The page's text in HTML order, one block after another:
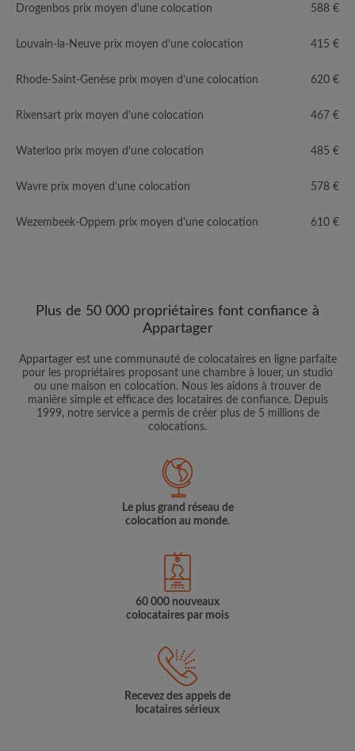
Drogenbos prix moyen d'une colocation 588 €
Louvain-la-Neuve prix moyen d'une colocation 415 €
Rhode-Saint-Genèse prix moyen d'une colocation 620 €
Rixensart prix moyen d'une colocation 467 €
Waterloo prix moyen d'une colocation 485 €
Wavre prix moyen d'une colocation 578 €
Wezembeek-Oppem prix moyen d'une colocation 610 €
Plus de 50 000 propriétaires font confiance à
Appartager
Appartager est une communauté de colocataires en ligne parfaite
pour les propriétaires proposant une chambre à louer, un studio
ou une maison en colocation. Nous les aidons à trouver de
manière simple et efficace des locataires de confiance. Depuis
1999, notre service a permis de créer plus de 5 millions de
colocations.
Le plus grand réseau de
colocation au monde.
60 000 nouveaux
colocataires par mois
Recevez des appels de
locataires sérieux